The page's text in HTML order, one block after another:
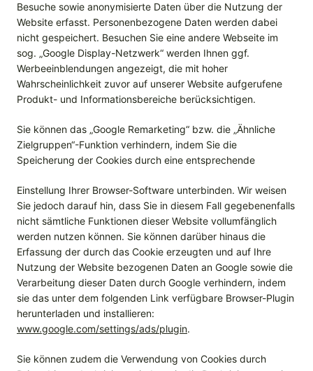
Besuche sowie anonymisierte Daten über die Nutzung der
Website erfasst. Personenbezogene Daten werden dabei
nicht gespeichert. Besuchen Sie eine andere Webseite im
sog. „Google Display-Netzwerk“ werden Ihnen ggf.
Werbeeinblendungen angezeigt, die mit hoher
Wahrscheinlichkeit zuvor auf unserer Website aufgerufene
Produkt- und Informationsbereiche berücksichtigen.
Sie können das „Google Remarketing“ bzw. die „Ähnliche
Zielgruppen“-Funktion verhindern, indem Sie die
Speicherung der Cookies durch eine entsprechende
Einstellung Ihrer Browser-Software unterbinden. Wir weisen
Sie jedoch darauf hin, dass Sie in diesem Fall gegebenenfalls
nicht sämtliche Funktionen dieser Website vollumfänglich
werden nutzen können. Sie können darüber hinaus die
Erfassung der durch das Cookie erzeugten und auf Ihre
Nutzung der Website bezogenen Daten an Google sowie die
Verarbeitung dieser Daten durch Google verhindern, indem
sie das unter dem folgenden Link verfügbare Browser-Plugin
herunterladen und installieren:
www.google.com/settings/ads/plugin.
Sie können zudem die Verwendung von Cookies durch